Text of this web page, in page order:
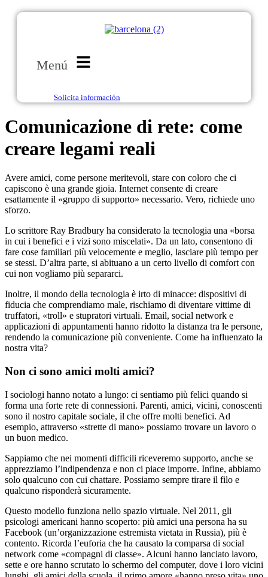
Menú
Solicita información
Comunicazione di rete: come
creare legami reali
Avere amici, come persone meritevoli, stare con coloro che ci
capiscono è una grande gioia. Internet consente di creare
esattamente il «gruppo di supporto» necessario. Vero, richiede uno
sforzo.
Lo scrittore Ray Bradbury ha considerato la tecnologia una «borsa
in cui i benefici e i vizi sono miscelati». Da un lato, consentono di
fare cose familiari più velocemente e meglio, lasciare più tempo per
se stessi. D’altra parte, si abituano a un certo livello di comfort con
cui non vogliamo più separarci.
Inoltre, il mondo della tecnologia è irto di minacce: dispositivi di
fiducia che comprendiamo male, rischiamo di diventare vittime di
truffatori, «troll» e stupratori virtuali. Email, social network e
applicazioni di appuntamenti hanno ridotto la distanza tra le persone,
rendendo la comunicazione più conveniente. Come ha influenzato la
nostra vita?
Non ci sono amici molti amici?
I sociologi hanno notato a lungo: ci sentiamo più felici quando si
forma una forte rete di connessioni. Parenti, amici, vicini, conoscenti
sono il nostro capitale sociale, il che offre molti benefici. Ad
esempio, attraverso «strette di mano» possiamo trovare un lavoro o
un buon medico.
Sappiamo che nei momenti difficili riceveremo supporto, anche se
apprezziamo l’indipendenza e non ci piace imporre. Infine, abbiamo
solo qualcuno con cui chattare. Possiamo sempre tirare il filo e
qualcuno risponderà sicuramente.
Questo modello funziona nello spazio virtuale. Nel 2011, gli
psicologi americani hanno scoperto: più amici una persona ha su
Facebook (un’organizzazione estremista vietata in Russia), più è
contento. Ricorda l’euforia che ha causato la comparsa di social
network come «compagni di classe». Alcuni hanno lanciato lavoro,
sette e ore hanno scrutato lo schermo del computer, dove i loro vicini